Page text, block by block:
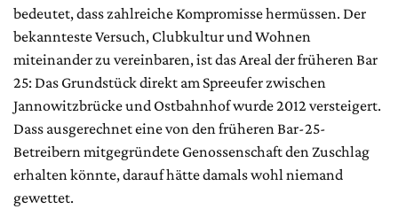
bedeutet, dass zahlreiche Kompromisse hermüssen. Der
bekannteste Versuch, Clubkultur und Wohnen
miteinander zu vereinbaren, ist das Areal der früheren Bar
25: Das Grundstück direkt am Spreeufer zwischen
Jannowitzbrücke und Ostbahnhof wurde 2012 versteigert.
Dass ausgerechnet eine von den früheren Bar-25-
Betreibern mitgegründete Genossenschaft den Zuschlag
erhalten könnte, darauf hätte damals wohl niemand
gewettet.